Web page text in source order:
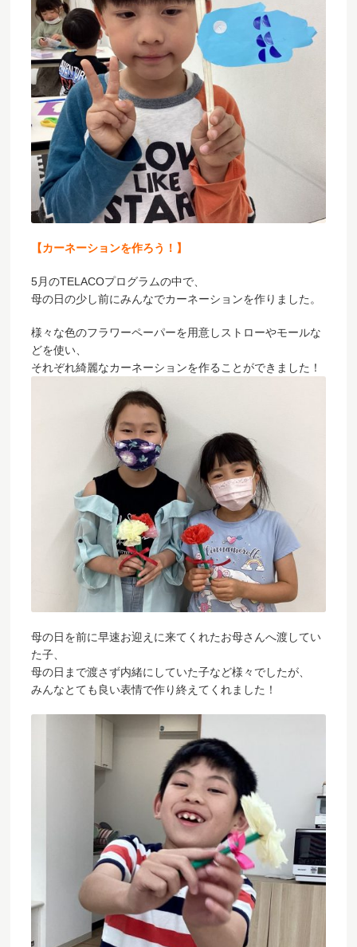
【カーネーションを作ろう！】
5月のTELACOプログラムの中で、
母の日の少し前にみんなでカーネーションを作りました。
様々な色のフラワーペーパーを用意しストローやモールな
どを使い、
それぞれ綺麗なカーネーションを作ることができました！
母の日を前に早速お迎えに来てくれたお母さんへ渡してい
た子、
母の日まで渡さず内緒にしていた子など様々でしたが、
みんなとても良い表情で作り終えてくれました！